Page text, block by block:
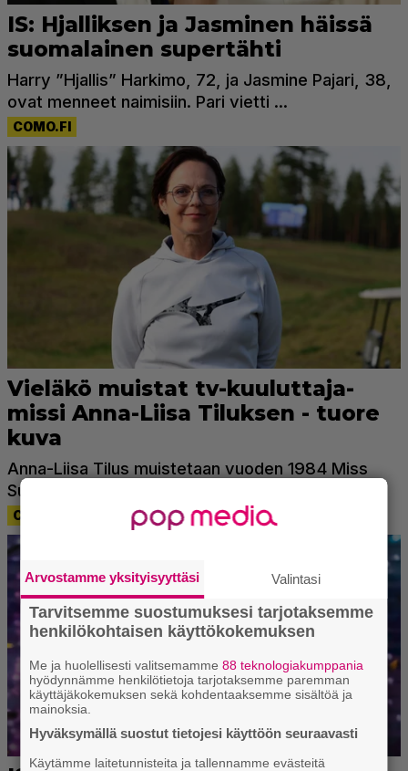
Arvostamme yksityisyyttäsi Valintasi
Tarvitsemme suostumuksesi tarjotaksemme
henkilökohtaisen käyttökokemuksen
Me ja huolellisesti valitsemamme88 teknologiakumppania
hyödynnämme henkilötietoja tarjotaksemme paremman
käyttäjäkokemuksen sekä kohdentaaksemme sisältöä ja
mainoksia.
Hyväksymällä suostut tietojesi käyttöön seuraavasti
Käytämme laitetunnisteita ja tallennamme evästeitä